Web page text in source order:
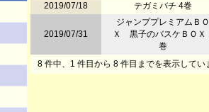
2019/07/18
テガミバチ 4巻
2019/07/31
ジャンププレミアムＢＯ
Ｘ 黒子のバスケＢＯＸ
巻
8 件中、1 件目から 8 件目までを表示してい